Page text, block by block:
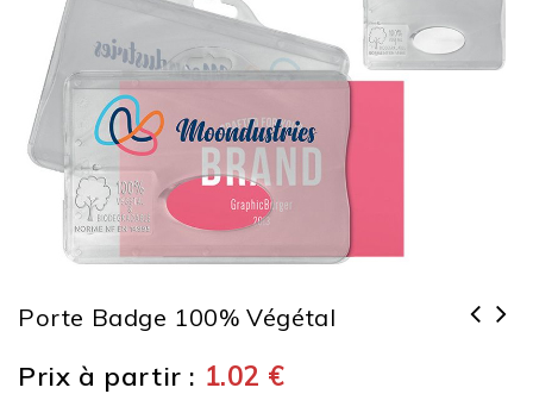
Porte Badge 100% Végétal
Prix à partir : 1.02 €